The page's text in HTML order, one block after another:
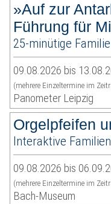
»Auf zur
Führung für
25-minütige
09.08.2026 bis
(mehrere Einzeltermine im
Panometer Leipzig
Orgelpfeifen
Interaktive
09.08.2026 bis
(mehrere Einzeltermine im
Bach-Museum